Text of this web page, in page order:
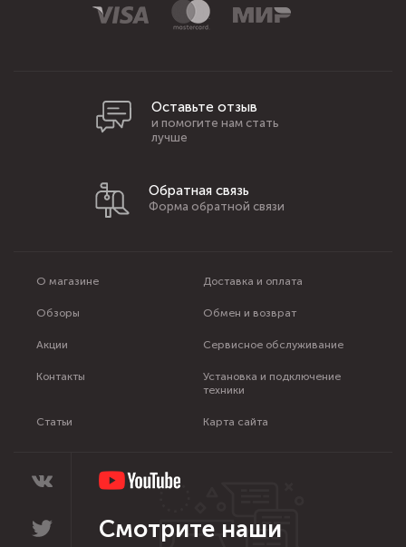
О магазине Доставка и оплата
Обзоры Обмен и возврат
Акции Сервисное обслуживание
Контакты
Установка и подключение
техники
Статьи Карта сайта
Оставьте отзыв
и помогите нам стать
лучше
Обратная связь
Форма обратной связи
Смотрите наши